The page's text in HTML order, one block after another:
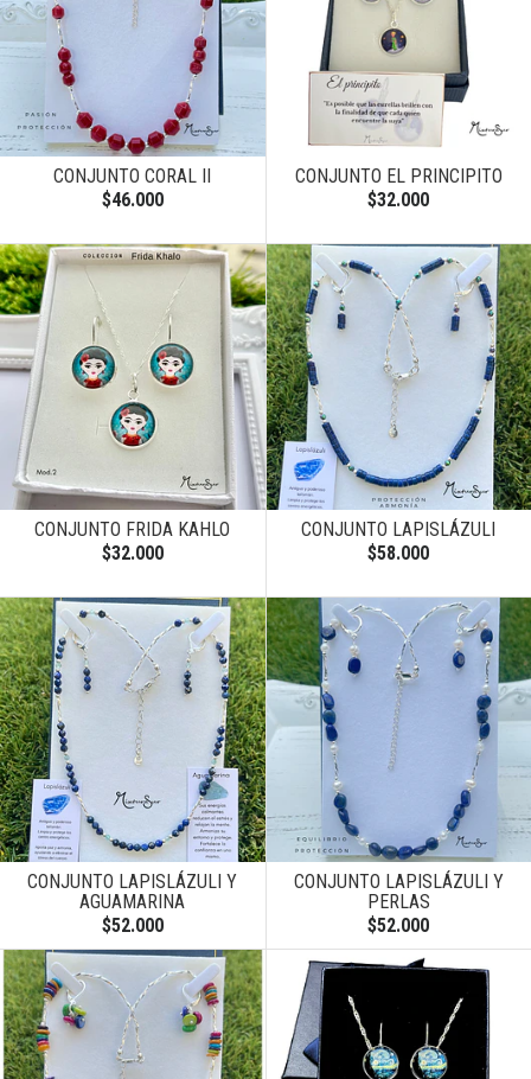
CONJUNTO CORAL II
$46.000
CONJUNTO EL PRINCIPITO
$32.000
CONJUNTO FRIDA KAHLO
$32.000
CONJUNTO LAPISLÁZULI
$58.000
CONJUNTO LAPISLÁZULI Y
AGUAMARINA
$52.000
CONJUNTO LAPISLÁZULI Y
PERLAS
$52.000